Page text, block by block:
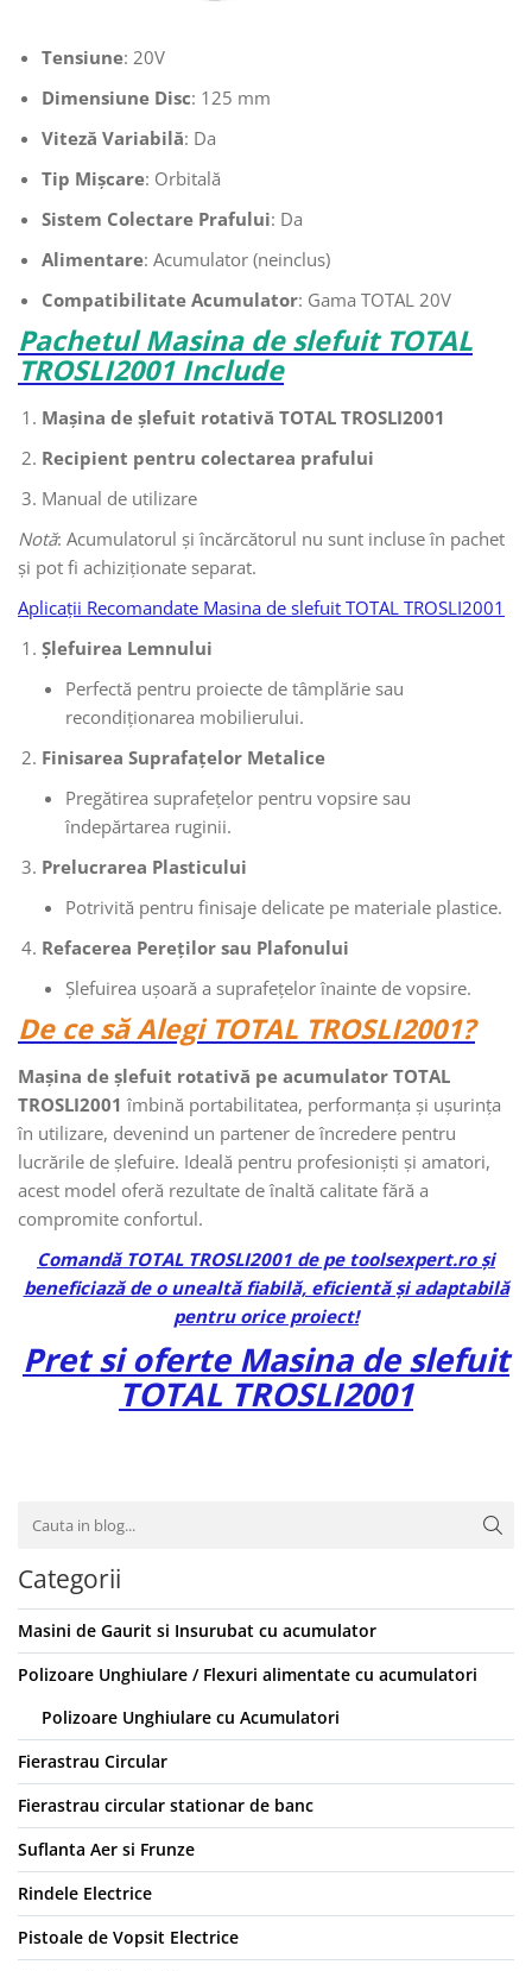
Tensiune: 20V
Dimensiune Disc: 125 mm
Viteză Variabilă: Da
Tip Mișcare: Orbitală
Sistem Colectare Prafului: Da
Alimentare: Acumulator (neinclus)
Compatibilitate Acumulator: Gama TOTAL 20V
Pachetul Masina de slefuit TOTAL
TROSLI2001 Include
Mașina de șlefuit rotativă TOTAL TROSLI2001
Recipient pentru colectarea prafului
Manual de utilizare
Notă: Acumulatorul și încărcătorul nu sunt incluse în pachet
și pot fi achiziționate separat.
Aplicații Recomandate Masina de slefuit TOTAL TROSLI2001
Șlefuirea Lemnului
Perfectă pentru proiecte de tâmplărie sau
recondiționarea mobilierului.
Finisarea Suprafațelor Metalice
Pregătirea suprafețelor pentru vopsire sau
îndepărtarea ruginii.
Prelucrarea Plasticului
Potrivită pentru finisaje delicate pe materiale plastice.
Refacerea Pereților sau Plafonului
Șlefuirea ușoară a suprafețelor înainte de vopsire.
De ce să Alegi TOTAL TROSLI2001?
Mașina de șlefuit rotativă pe acumulator TOTAL
TROSLI2001 îmbină portabilitatea, performanța și ușurința
în utilizare, devenind un partener de încredere pentru
lucrările de șlefuire. Ideală pentru profesioniști și amatori,
acest model oferă rezultate de înaltă calitate fără a
compromite confortul.
Comandă TOTAL TROSLI2001 de pe toolsexpert.ro și
beneficiază de o unealtă fiabilă, eficientă și adaptabilă
pentru orice proiect!
Pret si oferte Masina de slefuit
TOTAL TROSLI2001
Categorii
Masini de Gaurit si Insurubat cu acumulator
Polizoare Unghiulare / Flexuri alimentate cu acumulatori
Polizoare Unghiulare cu Acumulatori
Fierastrau Circular
Fierastrau circular stationar de banc
Suflanta Aer si Frunze
Rindele Electrice
Pistoale de Vopsit Electrice